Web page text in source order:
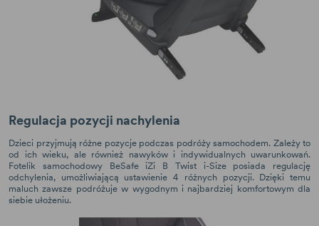
Regulacja pozycji nachylenia
Dzieci przyjmują różne pozycje podczas podróży samochodem. Zależy to
od ich wieku, ale również nawyków i indywidualnych uwarunkowań.
Fotelik samochodowy BeSafe iZi B Twist i-Size posiada regulację
odchylenia, umożliwiającą ustawienie 4 różnych pozycji. Dzięki temu
maluch zawsze podróżuje w wygodnym i najbardziej komfortowym dla
siebie ułożeniu.